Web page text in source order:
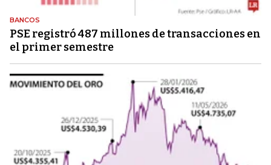
BANCOS
PSE registró 487 millones de transacciones en
el primer semestre